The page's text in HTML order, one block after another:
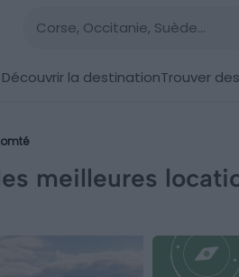
Découvrir la destinationTrouver
meilleures